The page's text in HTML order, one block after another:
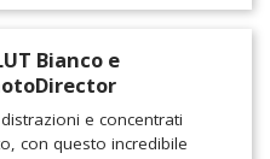
Bianco e
e concentrati
con questo incredibile